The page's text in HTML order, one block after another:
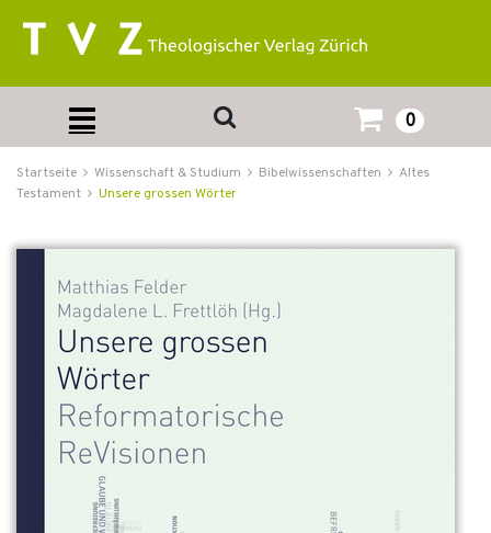
0
Startseite Wissenschaft & Studium Bibelwissenschaften
Altes
Testament
Unsere grossen Wörter